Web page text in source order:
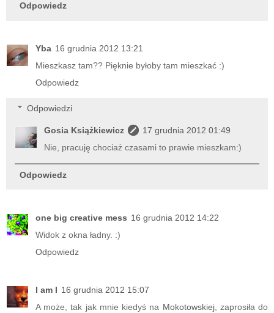
Odpowiedz
Yba 16 grudnia 2012 13:21
Mieszkasz tam?? Pięknie byłoby tam mieszkać :)
Odpowiedz
Odpowiedzi
Gosia Książkiewicz
17 grudnia 2012 01:49
Nie, pracuję chociaż czasami to prawie mieszkam:)
Odpowiedz
one big creative mess 16 grudnia 2012 14:22
Widok z okna ładny. :)
Odpowiedz
I am I 16 grudnia 2012 15:07
A może, tak jak mnie kiedyś na Mokotowskiej, zaprosiła do